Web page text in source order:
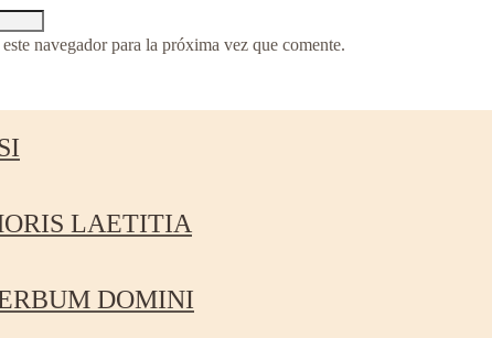
navegador para la próxima vez que comente.
LAETITIA
DOMINI